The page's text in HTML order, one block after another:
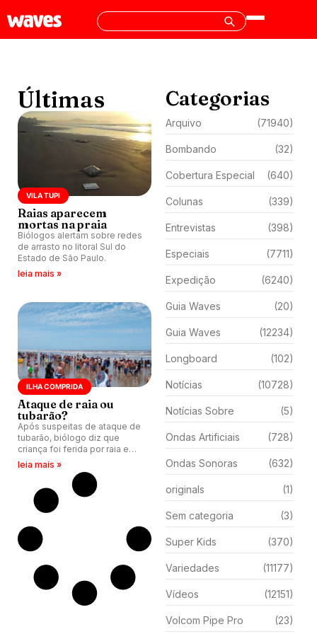
Últimas
VILA TUPI
Raias aparecem
mortas na praia
Biólogos alertam sobre redes
de arrasto no litoral Sul do
Estado de São Paulo.
leia mais »
ILHA COMPRIDA
Ataque de raia ou
tubarão?
Após suspeitas de ataque de
tubarão, biólogo diz que
criança foi ferida por raia em
Ilha Comprida (SP).
leia mais »
Categorias
Arquivo (71940)
Bombando (32)
Cobertura Especial (640)
Colunas (339)
Entrevistas (398)
Especiais (7711)
Expedição (6240)
Guia Waves (20)
Guia Waves (12234)
Longboard (102)
Notícias (10728)
Notícias Sobre (5)
Ondas Artificiais (728)
Ondas Sonoras (632)
originals (1)
Sem categoria (3)
Super Kids (370)
Variedades (11177)
Vídeos (12151)
Volcom Pipe Pro (23)